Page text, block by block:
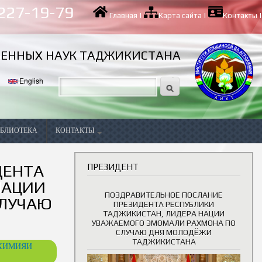
227-19-79 Главная | Карта сайта | Контакты|
НАУК ТАДЖИКИСТАНА
English
КОНТАКТЫ
ПРЕЗИДЕНТ
ПОЗДРАВИТЕЛЬНОЕ ПОСЛАНИЕ
ПРЕЗИДЕНТА РЕСПУБЛИКИ
ТАДЖИКИСТАН, ЛИДЕРА НАЦИИ
УВАЖАЕМОГО ЭМОМАЛИ РАХМОНА ПО
СЛУЧАЮ ДНЯ МОЛОДЁЖИ
ТАДЖИКИСТАНА